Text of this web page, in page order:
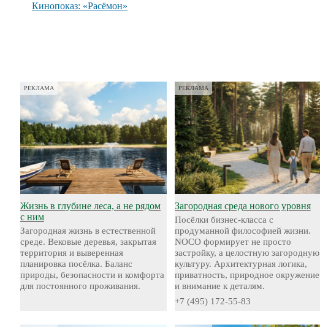
Кинопоказ: «Расёмон»
РЕКЛАМА
Жизнь в глубине леса, а не рядом
с ним
Загородная жизнь в естественной
среде. Вековые деревья, закрытая
территория и выверенная
планировка посёлка. Баланс
природы, безопасности и комфорта
для постоянного проживания.
РЕКЛАМА
Загородная среда нового уровня
Посёлки бизнес-класса с
продуманной философией жизни.
NOCO формирует не просто
застройку, а целостную загородную
культуру. Архитектурная логика,
приватность, природное окружение
и внимание к деталям.
+7 (495) 172-55-83